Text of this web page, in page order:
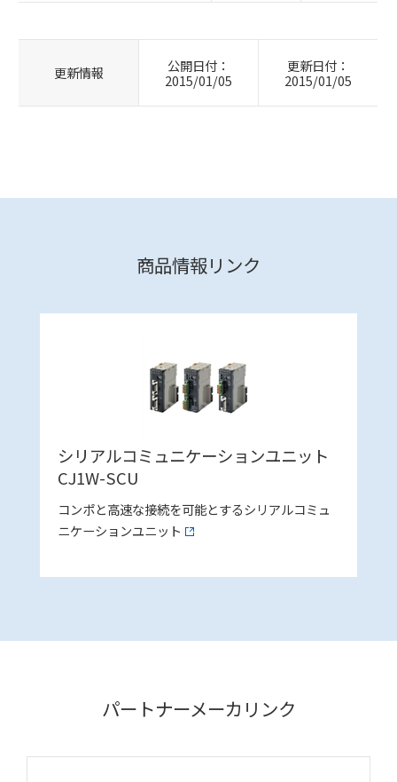
更新情報
公開日付：
2015/01/05
更新日付：
2015/01/05
商品情報リンク
シリアルコミュニケーションユニット
CJ1W-SCU
コンポと高速な接続を可能とするシリアルコミュ
ニケーションユニット
パートナーメーカリンク